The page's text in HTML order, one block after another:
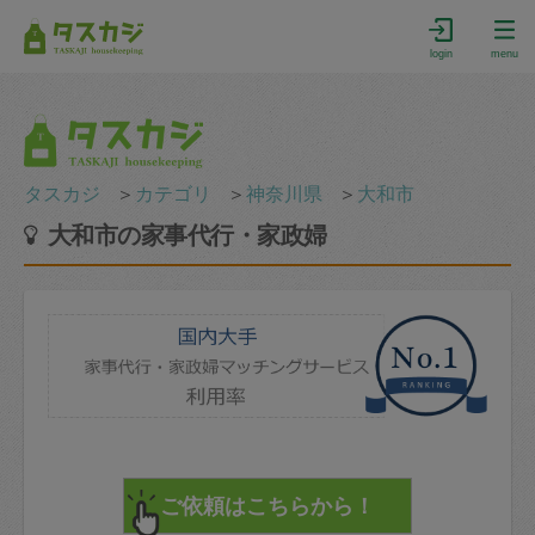
login menu
タスカジ ＞ カテゴリ ＞神奈川県 ＞ 大和市
大和市の家事代行・家政婦